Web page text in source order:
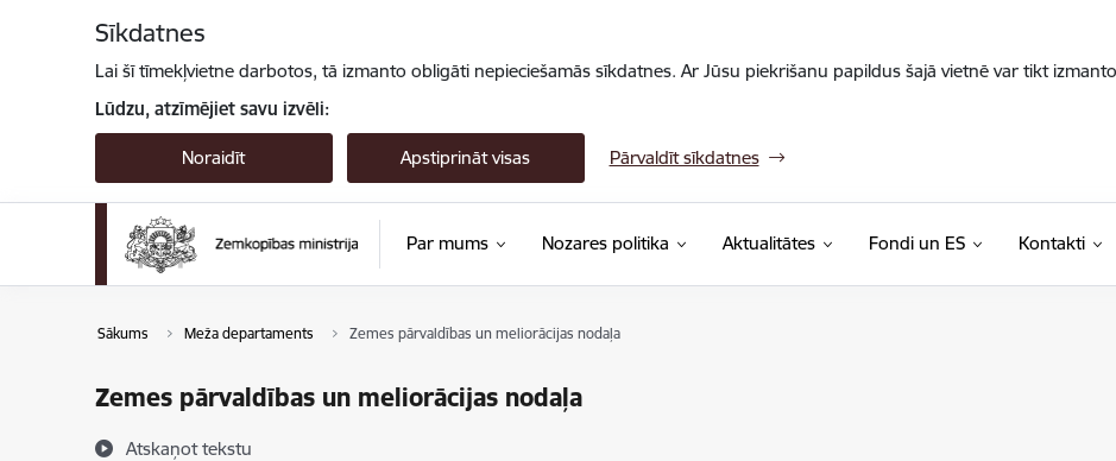
Sīkdatnes
Lai šī tīmekļvietne darbotos, tā izmanto obligāti nepieciešamās sīkdatnes. Ar Jūsu piekrišanu papildus šajā vietnē var tikt
Lūdzu, atzīmējiet savu izvēli:
Noraidīt Apstiprināt visas Pārvaldīt sīkdatnes
Par mums Nozares politika Aktualitātes Fondi un ES Kontakti
Sākums Meža departaments Zemes pārvaldības un meliorācijas nodaļa
Zemes pārvaldības un meliorācijas nodaļa
Atskaņot tekstu